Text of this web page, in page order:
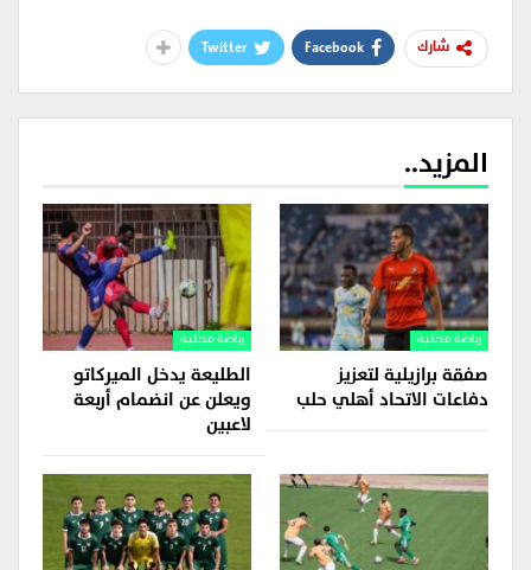
شارك Facebook
Twitter
المزيد..
رياضة محلية
صفقة برازيلية لتعزيز
دفاعات الاتحاد أهلي حلب
رياضة محلية
الطليعة يدخل الميركاتو
ويعلن عن انضمام أربعة
لاعبين